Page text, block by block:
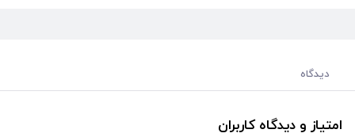
دیدگاه
امتیاز و دیدگاه کاربران